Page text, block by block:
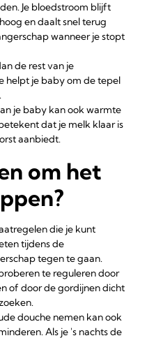
Je bloedstroom blijft
en daalt snel terug
wanneer je stopt
de rest van je
helpt je baby om de tepel
.
je baby kan ook warmte
dat je melk klaar is
aanbiedt.
om het
die je kunt
tijdens de
tegen te gaan.
te reguleren door
of door de gordijnen dicht
douche nemen kan ook
Als je 's nachts de